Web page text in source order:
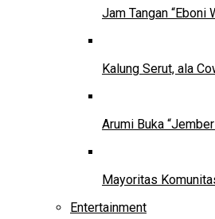
Jam Tangan “Eboni
Kalung Serut, ala
Arumi Buka
Mayoritas
Entertainment